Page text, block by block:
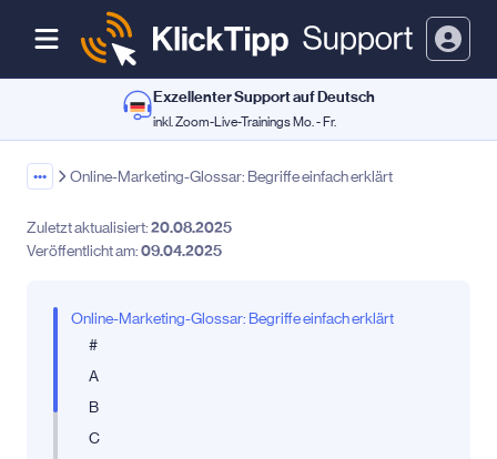
Exzellenter Support auf Deutsch
inkl. Zoom-Live-Trainings Mo. - Fr.
••• Online-Marketing-Glossar: Begriffe einfach erklärt
Zuletzt aktualisiert:20.08.2025
Veröffentlicht am:09.04.2025
Online-Marketing-Glossar: Begriffe einfach erklärt
#
A
B
C